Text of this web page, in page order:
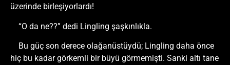
üzerinde birleşiyorlardı!
“O da ne??” dedi Lingling şaşkınlıkla.
Bu güç son derece olağanüstüydü; Lingling daha önce
hiç bu kadar görkemli bir büyü görmemişti. Sanki altı tane